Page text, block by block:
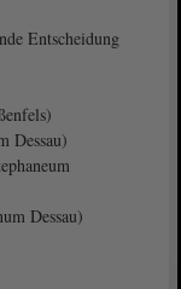
Entscheidung
Dessau)
Dessau)